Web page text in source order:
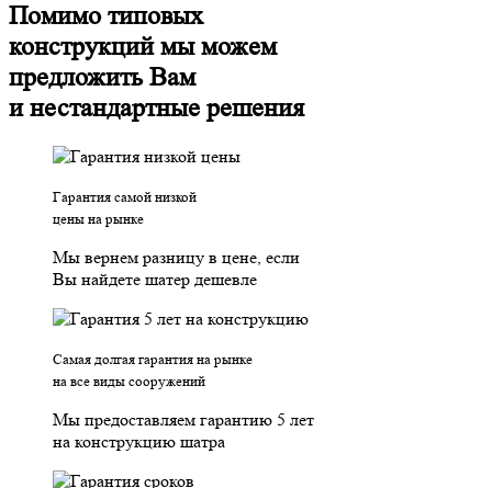
Помимо типовых
конструкций мы можем
предложить Вам
и нестандартные решения
Гарантия самой низкой
цены на рынке
Мы вернем разницу в цене, если
Вы найдете шатер дешевле
Самая долгая гарантия на рынке
на все виды сооружений
Мы предоставляем гарантию 5 лет
на конструкцию шатра